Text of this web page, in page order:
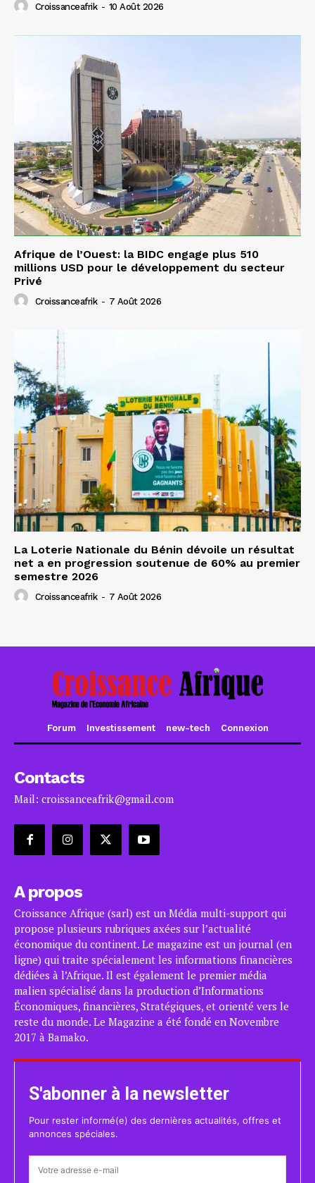
Croissanceafrik - 10 Août 2026
Afrique de l’Ouest: la BIDC engage plus 510
millions USD pour le développement du secteur
Privé
Croissanceafrik - 7 Août 2026
La Loterie Nationale du Bénin dévoile un résultat
net a en progression soutenue de 60% au premier
semestre 2026
Croissanceafrik - 7 Août 2026
Forum Investissement new-tech Connexion
Contacts
Mail: croissanceafrik@gmail.com
A propos
Croissance Afrique (sarl) est un Média multi-support qui
propose plusieurs rubriques axées sur l’actualité
économique du continent. Le magazine est un journal (en
ligne) qui traite spécialement les informations financières
dédiées à l’Afrique. Il est également le premier média
malien spécialisé dans la production d’Informations
Économiques, financières, Stratégiques, et orienté vers le
reste du monde. Le Magazine a été fondé en Novembre
2017 à Bamako.
S'abonner à la newsletter
Pour rester informé(e) des dernières actualités, offres et
annonces spéciales.